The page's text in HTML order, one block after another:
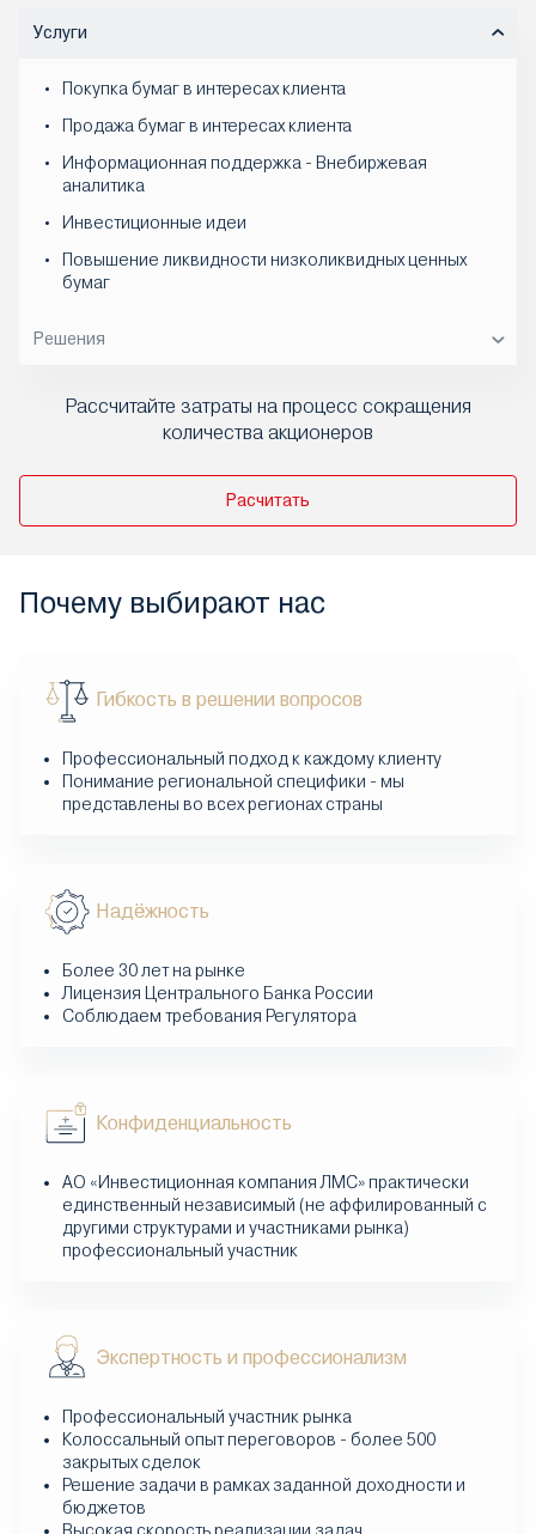
Услуги
Покупка бумаг в интересах клиента
Продажа бумаг в интересах клиента
Информационная поддержка - Внебиржевая
аналитика
Инвестиционные идеи
Повышение ликвидности низколиквидных ценных
бумаг
Решения
Доступ к недооцененным активам
Конфиденциальность
Рассчитайте затраты на процесс сокращения
количества акционеров
Расчитать
Почему выбирают нас
Гибкость в решении вопросов
Профессиональный подход к каждому клиенту
Понимание региональной специфики - мы
представлены во всех регионах страны
Надёжность
Более 30 лет на рынке
Лицензия Центрального Банка России
Соблюдаем требования Регулятора
Конфиденциальность
АО «Инвестиционная компания ЛМС» практически
единственный независимый (не аффилированный с
другими структурами и участниками рынка)
профессиональный участник
Экспертность и профессионализм
Профессиональный участник рынка
Колоссальный опыт переговоров - более 500
закрытых сделок
Решение задачи в рамках заданной доходности и
бюджетов